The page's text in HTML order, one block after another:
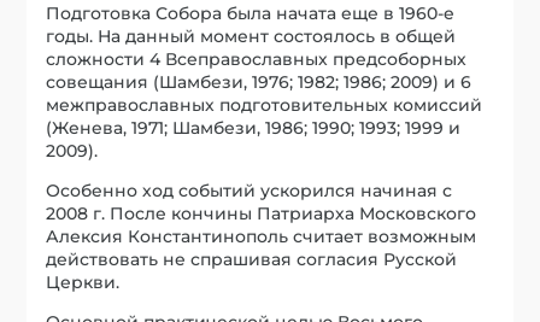
Подготовка Собора была начата еще в 1960-е
годы. На данный момент состоялось в общей
сложности 4 Всеправославных предсоборных
совещания (Шамбези, 1976; 1982; 1986; 2009) и 6
межправославных подготовительных комиссий
(Женева, 1971; Шамбези, 1986; 1990; 1993; 1999 и
2009).
Особенно ход событий ускорился начиная с
2008 г. После кончины Патриарха Московского
Алексия Константинополь считает возможным
действовать не спрашивая согласия Русской
Церкви.